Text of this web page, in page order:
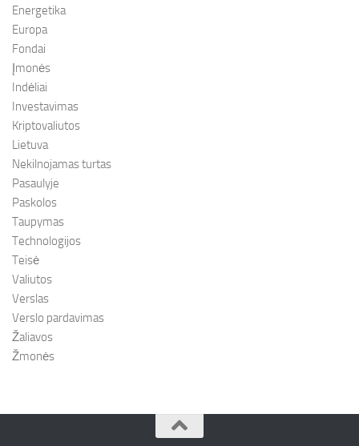
Energetika
Europa
Fondai
Įmonės
Indėliai
Investavimas
Kriptovaliutos
Lietuva
Nekilnojamas turtas
Pasaulyje
Paskolos
Taupymas
Technologijos
Teisė
Valiutos
Verslas
Verslo pardavimas
Žaliavos
Žmonės